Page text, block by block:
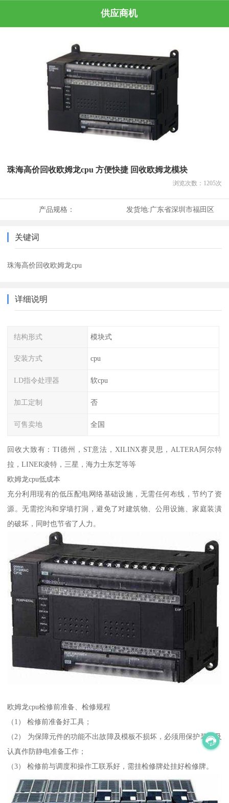
供应商机
珠海高价回收欧姆龙cpu 方便快捷 回收欧姆龙模块
浏览次数： 1205次
产品规格： 发货地:广东省深圳市福田区
关键词
珠海高价回收欧姆龙cpu
详细说明
结构形式 模块式
安装方式 cpu
LD指令处理器 软cpu
加工定制 否
可售卖地 全国
回收大致有：TI德州，ST意法，XILINX赛灵思，ALTERA阿尔特
拉，LINER凌特，三星，海力士东芝等等
欧姆龙cpu低成本
充分利用现有的低压配电网络基础设施，无需任何布线，节约了资
源。无需挖沟和穿墙打洞，避免了对建筑物、公用设施、家庭装潢
的破坏，同时也节省了人力。
欧姆龙cpu检修前准备、检修规程
（1） 检修前准备好工具；
（2） 为保障元件的功能不出故障及模板不损坏，必须用保护装置及
认真作防静电准备工作；
（3） 检修前与调度和操作工联系好，需挂检修牌处挂好检修牌。